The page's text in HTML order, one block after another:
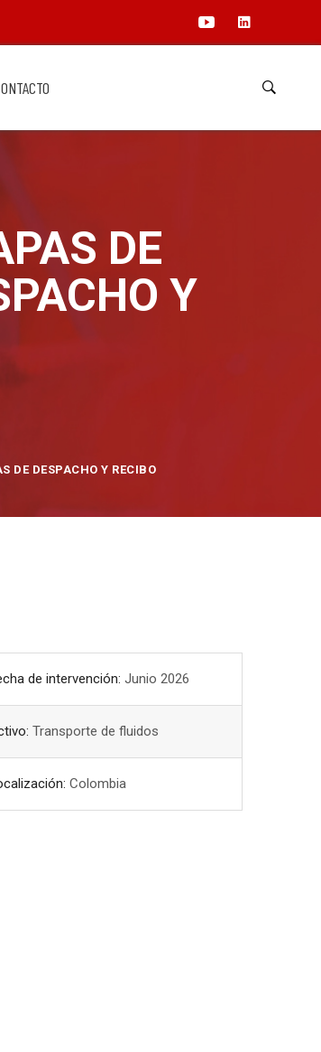
DE
Y
DE DESPACHO Y RECIBO
de intervención: Junio 2026
Transporte de fluidos
Colombia